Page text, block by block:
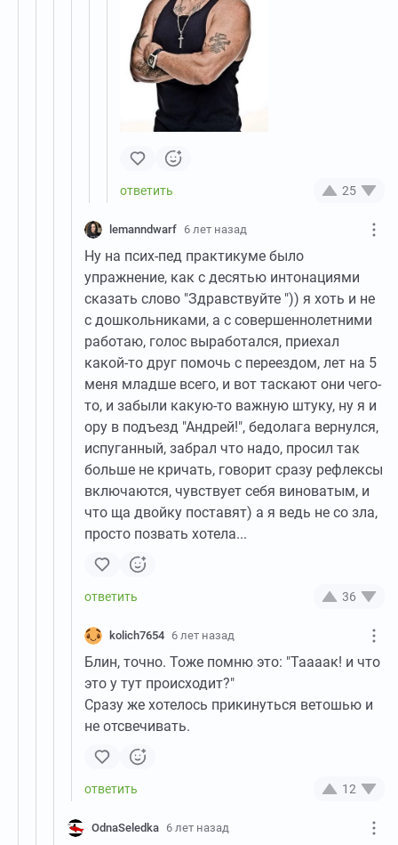
25
lemanndwarf 6 лет назад
Ну на псих-пед практикуме было
упражнение, как с десятью интонациями
сказать слово "Здравствуйте ")) я хоть и не
с дошкольниками, а с совершеннолетними
работаю, голос выработался, приехал
какой-то друг помочь с переездом, лет на 5
меня младше всего, и вот таскают они чего-
то, и забыли какую-то важную штуку, ну я и
ору в подъезд "Андрей!", бедолага вернулся,
испуганный, забрал что надо, просил так
больше не кричать, говорит сразу рефлексы
включаются, чувствует себя виноватым, и
что ща двойку поставят) а я ведь не со зла,
просто позвать хотела...
36
kolich7654 6 лет назад
Блин, точно. Тоже помню это: "Таааак! и что
это у тут происходит?"
Сразу же хотелось прикинуться ветошью и
не отсвечивать.
12
OdnaSeledka 6 лет назад